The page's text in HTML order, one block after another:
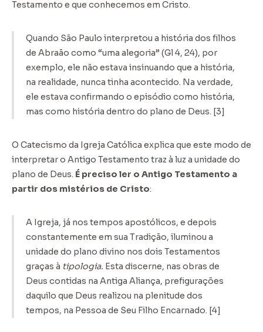
Testamento e que conhecemos em Cristo.
Quando São Paulo interpretou a história dos filhos
de Abraão como “uma alegoria” (Gl 4, 24), por
exemplo, ele não estava insinuando que a história,
na realidade, nunca tinha acontecido. Na verdade,
ele estava confirmando o episódio como história,
mas como história dentro do plano de Deus. [3]
O Catecismo da Igreja Católica explica que este modo de
interpretar o Antigo Testamento traz à luz a unidade do
plano de Deus. É preciso ler o Antigo Testamento a
partir dos mistérios de Cristo:
A Igreja, já nos tempos apostólicos, e depois
constantemente em sua Tradição, iluminou a
unidade do plano divino nos dois Testamentos
graças à tipologia. Esta discerne, nas obras de
Deus contidas na Antiga Aliança, prefigurações
daquilo que Deus realizou na plenitude dos
tempos, na Pessoa de Seu Filho Encarnado. [4]